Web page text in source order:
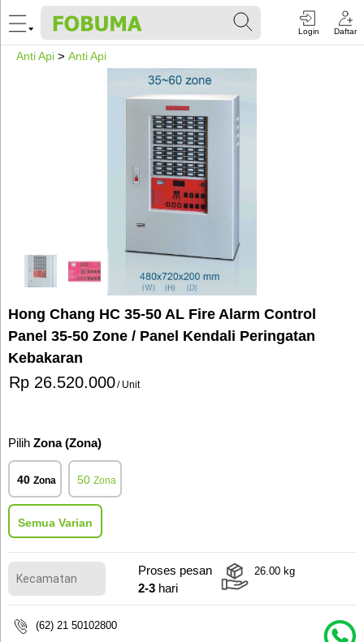
Login Daftar
Anti Api > Anti Api
Hong Chang HC 35-50 AL Fire Alarm Control
Panel 35-50 Zone / Panel Kendali Peringatan
Kebakaran
Rp 26.520.000/ Unit
Pilih Zona (Zona)
40 Zona 50 Zona
Semua Varian
Proses pesan
2-3 hari
26.00 kg
(62) 21 50102800